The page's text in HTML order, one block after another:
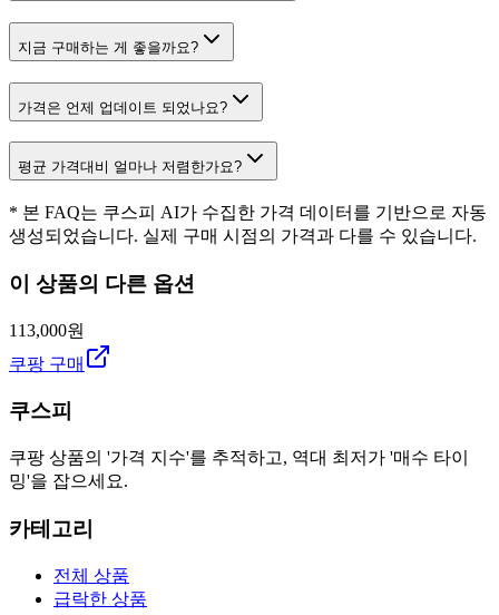
지금 구매하는 게 좋을까요?
가격은 언제 업데이트 되었나요?
평균 가격대비 얼마나 저렴한가요?
* 본 FAQ는 쿠스피 AI가 수집한 가격 데이터를 기반으로 자동
생성되었습니다. 실제 구매 시점의 가격과 다를 수 있습니다.
이 상품의 다른 옵션
113,000원
쿠팡 구매
쿠스피
쿠팡 상품의 '가격 지수'를 추적하고, 역대 최저가 '매수 타이
밍'을 잡으세요.
카테고리
전체 상품
급락한 상품